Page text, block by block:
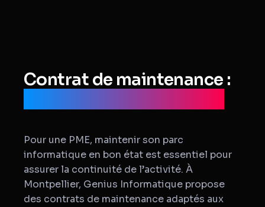
Contrat de maintenance :
Pour une PME, maintenir son parc
informatique en bon état est essentiel pour
assurer la continuité de l’activité. À
Montpellier, Genius Informatique propose
des contrats de maintenance adaptés aux